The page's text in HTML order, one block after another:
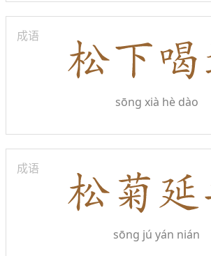
成语
sōng xià hè dào
成语
sōng jú yán nián